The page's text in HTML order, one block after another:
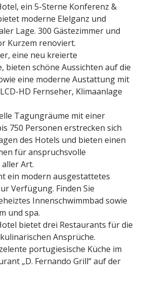
ein 5-Sterne Konferenz &
moderne Elelganz und
Lage. 300 Gästezimmer und
Kurzem renoviert.
eine neu kreierte
bieten schöne Aussichten auf die
eine moderne Austattung mit
HD Fernseher, Klimaanlage
Tagungräume mit einer
750 Personen erstrecken sich
des Hotels und bieten einen
für anspruchsvolle
Art.
ein modern ausgestattetes
Verfügung. Finden Sie
Innenschwimmbad sowie
und spa.
bietet drei Restaurants für die
Ansprüche.
portugiesische Küche im
„D. Fernando Grill“ auf der